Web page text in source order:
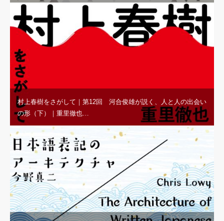
村上春樹をさがして｜第12回 河合俊雄が説く、人と人の出会い
の形（下）｜重里徹也…